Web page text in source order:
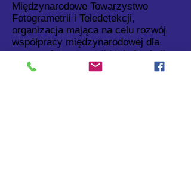
Międzynarodowe Towarzystwo
Fotogrametrii i Teledetekcji,
organizacja mająca na celu rozwój
współpracy międzynarodowej dla
postępu fotogrametrii i teledetekcji
oraz ich zastosowań.